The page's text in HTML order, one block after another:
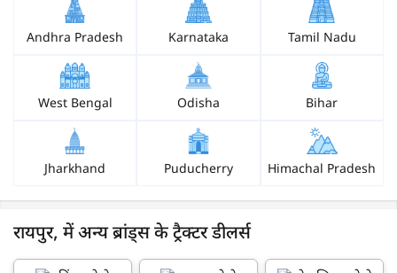
Andhra Pradesh Karnataka Tamil Nadu
West Bengal Odisha Bihar
Jharkhand Puducherry Himachal Pradesh
रायपुर, में अन्य ब्रांड्स के ट्रैक्टर डीलर्स